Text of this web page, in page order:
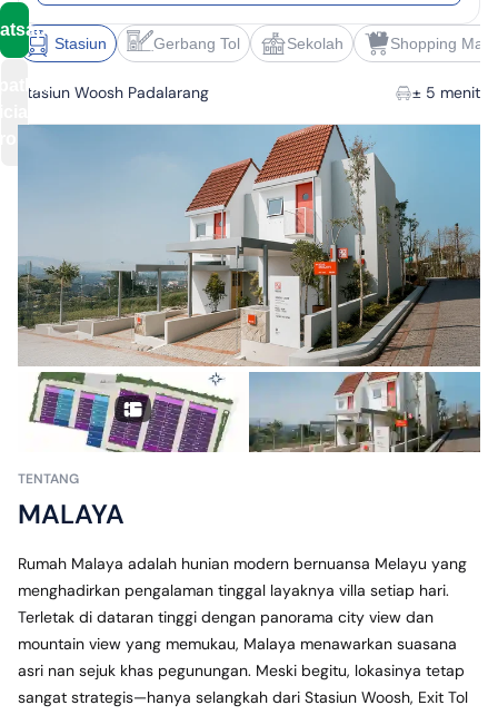
Stasiun Gerbang Tol Sekolah Shopping Mall
Stasiun Woosh Padalarang ± 5 menit
TENTANG
MALAYA
Rumah Malaya adalah hunian modern bernuansa Melayu yang
menghadirkan pengalaman tinggal layaknya villa setiap hari.
Terletak di dataran tinggi dengan panorama city view dan
mountain view yang memukau, Malaya menawarkan suasana
asri nan sejuk khas pegunungan. Meski begitu, lokasinya tetap
sangat strategis—hanya selangkah dari Stasiun Woosh, Exit Tol